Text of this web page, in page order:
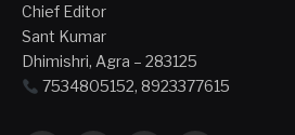
Chief Editor
Sant Kumar
Dhimishri, Agra – 283125
7534805152, 8923377615